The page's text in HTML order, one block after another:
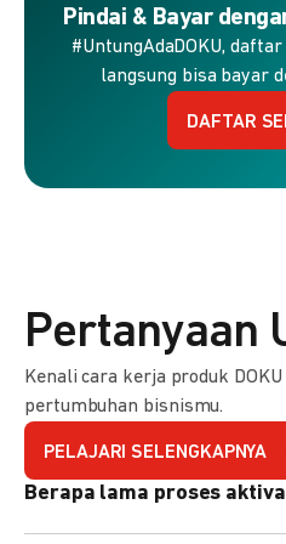
Pindai & Bayar
#UntungAdaDOKU,
langsung bisa bayar
DAFTAR
Pertanyaan
Kenali cara kerja produk
pertumbuhan bisnismu.
PELAJARI SELENGKAPNYA
Berapa lama proses